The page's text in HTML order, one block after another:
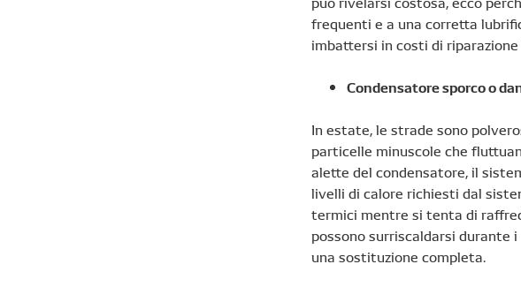
frequenti e a una corretta
imbattersi in costi di
Condensatore sporco o
In estate, le strade sono
particelle minuscole che
alette del condensatore, il
livelli di calore richiesti dal
termici mentre si tenta di
possono surriscaldarsi durante
una sostituzione completa.